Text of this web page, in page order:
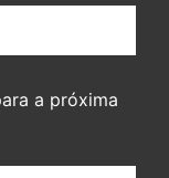
a próxima